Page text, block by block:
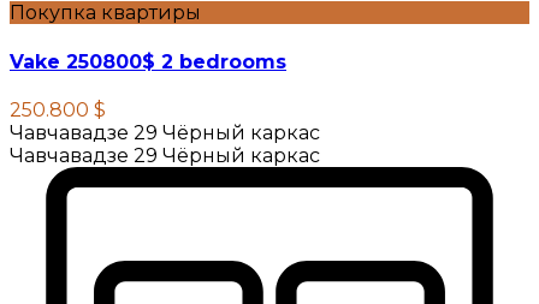
Покупка квартиры
Vake 250800$ 2 bedrooms
250.800 $
Чавчавадзе 29 Чёрный каркас
Чавчавадзе 29 Чёрный каркас